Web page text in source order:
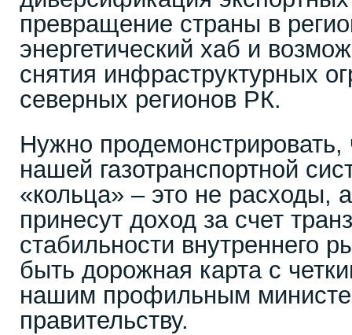
превращение страны в
энергетический хаб и
снятия инфраструктурных
северных регионов РК.
Нужно продемонстрировать,
нашей газотранспортной
«кольца» – это не расходы,
принесут доход за счет
стабильности внутреннего
быть дорожная карта с
нашим профильным
правительству.